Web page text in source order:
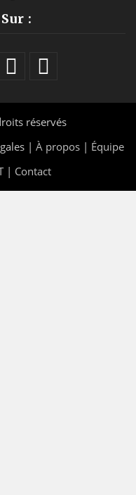
:
réservés
| À propos | Équipe
| Contact